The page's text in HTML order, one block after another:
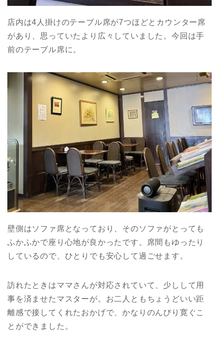
店内は4人掛けのテーブル席が7つほどとカウンター席
があり、思っていたより広々していました。今回は手
前のテーブル席に。
壁側はソファ席となっており、そのソファがとっても
ふかふかで座り心地が良かったです。席間もゆったり
しているので、ひとりでも安心して過ごせます。
訪れたときはママさんが対応されていて、少しして用
事を済ませたマスターが。お二人ともちょうどいい距
離感で接してくれたおかげで、かなりのんびり寛ぐこ
とができました。